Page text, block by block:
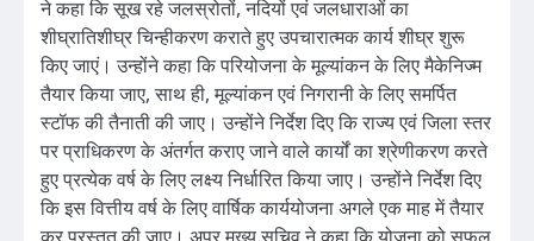
ने कहा कि सूख रहे जलस्रोतों, नदियों एवं जलधाराओं का
शीघ्रातिशीघ्र चिन्हीकरण कराते हुए उपचारात्मक कार्य शीघ्र शुरू
किए जाएं। उन्होंने कहा कि परियोजना के मूल्यांकन के लिए मैकेनिज्म
तैयार किया जाए, साथ ही, मूल्यांकन एवं निगरानी के लिए समर्पित
स्टॉफ की तैनाती की जाए। उन्होंने निर्देश दिए कि राज्य एवं जिला स्तर
पर प्राधिकरण के अंतर्गत कराए जाने वाले कार्यों का श्रेणीकरण करते
हुए प्रत्येक वर्ष के लिए लक्ष्य निर्धारित किया जाए। उन्होंने निर्देश दिए
कि इस वित्तीय वर्ष के लिए वार्षिक कार्ययोजना अगले एक माह में तैयार